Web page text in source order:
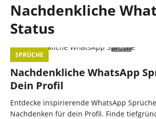
Nachdenkliche
Status
SPRÜCHE
Nachdenkliche WhatsApp
Dein Profil
Entdecke inspirierende WhatsApp
Nachdenken für dein Profil. Finde